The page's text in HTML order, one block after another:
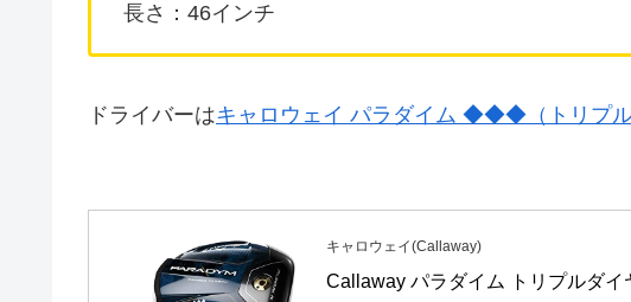
長さ：46インチ
ドライバーはキャロウェイ パラダイム ◆◆◆（トリプ
キャロウェイ(Callaway)
Callaway パラダイム トリプルダ